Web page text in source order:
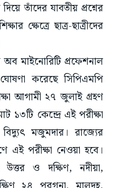
তাঁদের যাবতীয় প্রশ্নের
ক্ষেত্রে ছাত্র-ছাত্রীদের
মাইনোরিটি প্রফেশনাল
করেছে সিপিএমপি
আগামী ২৭ জুলাই গ্রহণ
১৩টি কেন্দ্রে এই পরীক্ষা
মজুমদার। রাজ্যের
এই পরীক্ষা নেওয়া হবে।
ও দক্ষিণ, নদীয়া,